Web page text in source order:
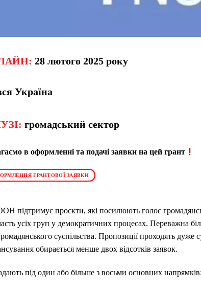
28 лютого 2025 року
Україна
громадський сектор
в оформленні та подачі заявки на цей грант
ГРАНТОВОЇ ЗАЯВКИ
підтримує проєкти, які посилюють голос
усіх груп у демократичних процесах. Переважна
суспільства. Пропозиції проходять
обирається менше двох відсотків заявок.
під один або більше з восьми основних напрямків: